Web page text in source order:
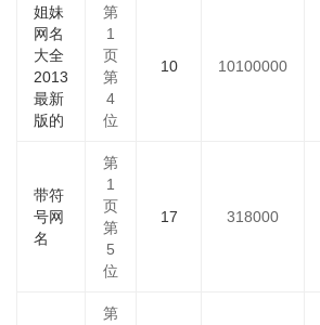
姐妹
网名
大全
2013
最新
版的
第
1
页
第
4
位
10 10100000
带符
号网
名
第
1
页
第
5
位
17 318000
第